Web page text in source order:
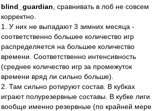
blind_guardian , сравнивать в лоб не совсем
корректно.
1. У них не выпадают 3 зимних месяца -
соответственно большее количество игр
распределяется на большее количество
времени. Соответственно интенсивность
(среднее количество игр за промежуток
времени вряд ли сильно больше).
2. Там сильно ротируют состав. В кубках
играют полурезервные составы. В кубке лиги
вообще именно резервные (по крайней мере